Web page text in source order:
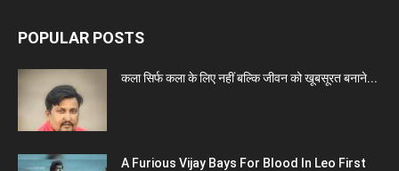
POPULAR POSTS
कला सिर्फ कला के लिए नहीं बल्कि जीवन को खूबसूरत बनाने...
A Furious Vijay Bays For Blood In Leo First